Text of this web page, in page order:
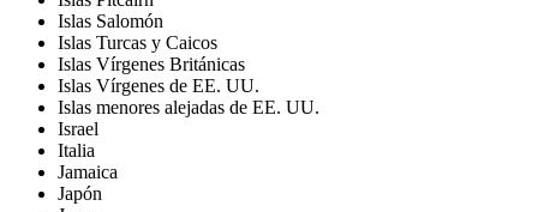
Islas Salomón
Islas Turcas y Caicos
Islas Vírgenes Británicas
Islas Vírgenes de EE. UU.
Islas menores alejadas de EE. UU.
Israel
Italia
Jamaica
Japón